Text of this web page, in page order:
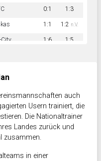
0:1 1:3
1:1 1:2 n.V.
City 1:6 1:5
auch
Usern trainiert, die
Die Nationaltrainer
Landes zurück und
zusammen.
in einer